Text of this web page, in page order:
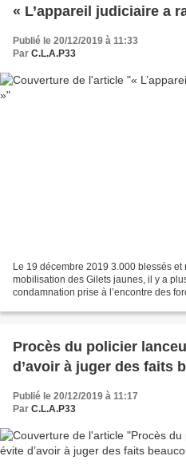
« L’appareil judiciaire a
Publié le 20/12/2019 à 11:33
Par C.L.A.P33
Le 19 décembre 2019 3.000 blessés
mobilisation des Gilets jaunes, il y a
condamnation prise à l’encontre des
Procès du policier
d’avoir à juger des faits
Publié le 20/12/2019 à 11:17
Par C.L.A.P33